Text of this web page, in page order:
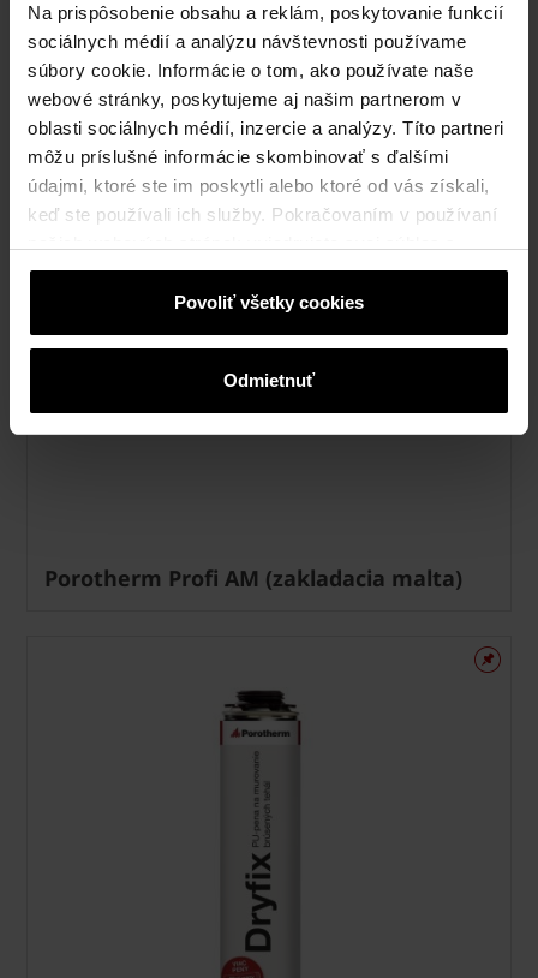
Na prispôsobenie obsahu a reklám, poskytovanie funkcií
sociálnych médií a analýzu návštevnosti používame
súbory cookie. Informácie o tom, ako používate naše
webové stránky, poskytujeme aj našim partnerom v
oblasti sociálnych médií, inzercie a analýzy. Títo partneri
môžu príslušné informácie skombinovať s ďalšími
údajmi, ktoré ste im poskytli alebo ktoré od vás získali,
keď ste používali ich služby. Pokračovaním v používaní
cookies na webovej stránke.
Povoliť všetky cookies
Odmietnuť
Porotherm Profi AM (zakladacia malta)